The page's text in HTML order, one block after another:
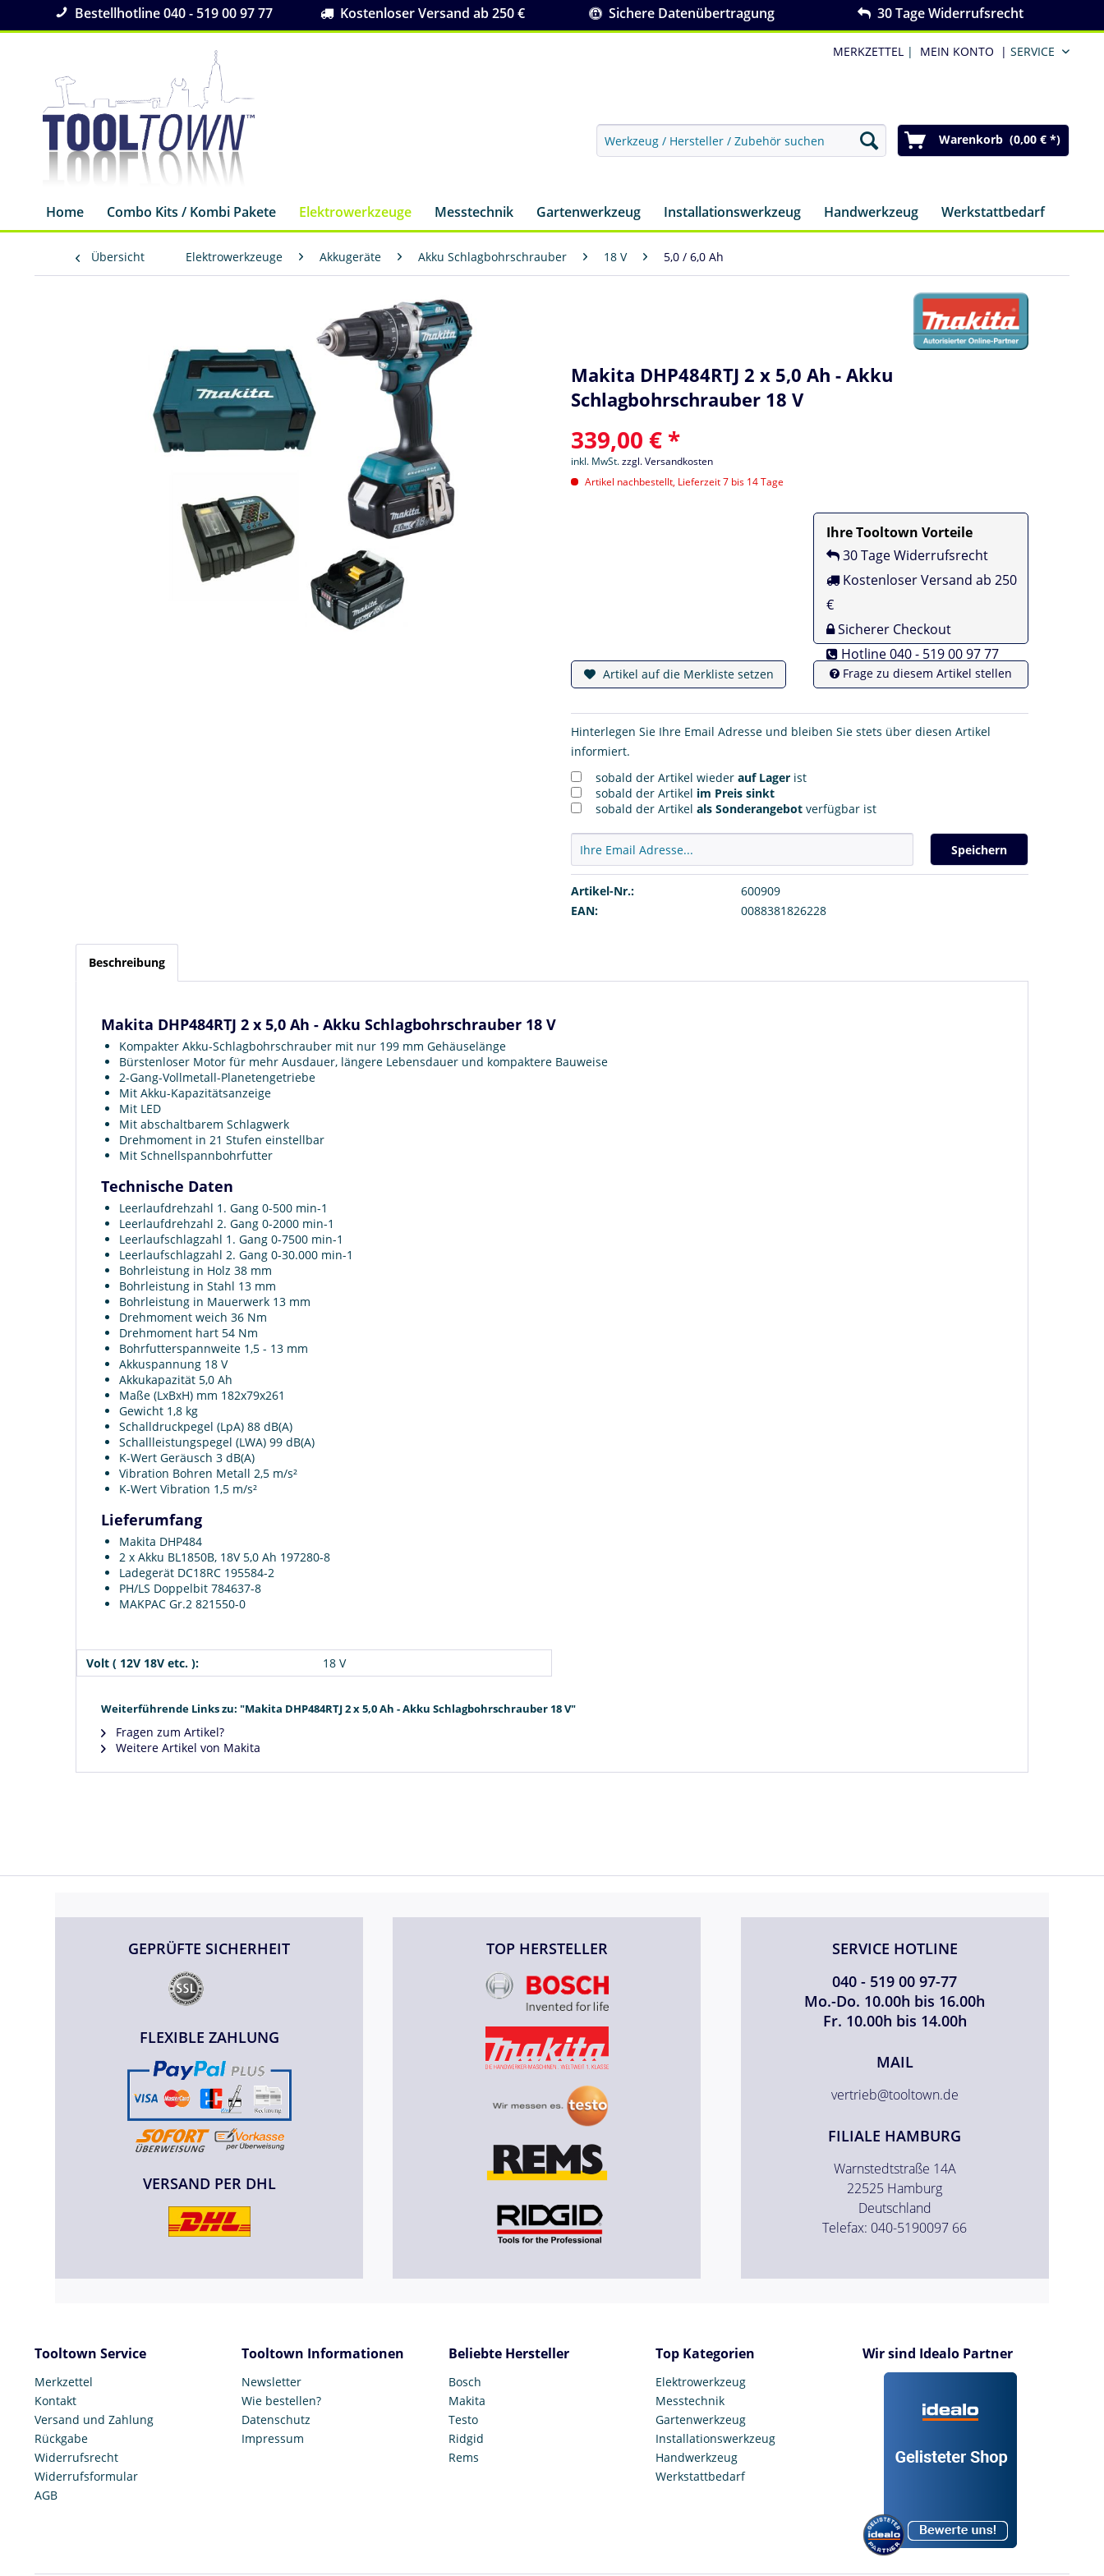
Bestellhotline 040 - 519 00 97 77 Kostenloser Versand ab 250 € Sichere Datenübertragung 30 Tage Widerrufsrecht
MERKZETTEL | MEIN KONTO | SERVICE
Warenkorb (0,00 € *)
Home Combo Kits / Kombi Pakete Elektrowerkzeuge Messtechnik Gartenwerkzeug Installationswerkzeug Handwerkzeug Werkstattbedarf
Übersicht Elektrowerkzeuge Akkugeräte Akku Schlagbohrschrauber 18 V 5,0 / 6,0 Ah
Makita DHP484RTJ 2 x 5,0 Ah - Akku
Schlagbohrschrauber 18 V
339,00 € *
inkl. MwSt.zzgl. Versandkosten
Artikel nachbestellt, Lieferzeit 7 bis 14 Tage
Ihre Tooltown Vorteile
30 Tage Widerrufsrecht
Kostenloser Versand ab 250
€
Sicherer Checkout
Hotline 040 - 519 00 97 77
Artikel auf die Merkliste setzen Frage zu diesem Artikel stellen
Hinterlegen Sie Ihre Email Adresse und bleiben Sie stets über diesen Artikel
informiert.
sobald der Artikel wiederauf Lager ist
sobald der Artikel im Preis sinkt
sobald der Artikelals Sonderangebot verfügbar ist
Speichern
Artikel-Nr.:
600909
EAN:
0088381826228
Beschreibung
Makita DHP484RTJ 2 x 5,0 Ah - Akku Schlagbohrschrauber 18 V
Kompakter Akku-Schlagbohrschrauber mit nur 199 mm Gehäuselänge
Bürstenloser Motor für mehr Ausdauer, längere Lebensdauer und kompaktere Bauweise
2-Gang-Vollmetall-Planetengetriebe
Mit Akku-Kapazitätsanzeige
Mit LED
Mit abschaltbarem Schlagwerk
Drehmoment in 21 Stufen einstellbar
Mit Schnellspannbohrfutter
Technische Daten
Leerlaufdrehzahl 1. Gang 0-500 min-1
Leerlaufdrehzahl 2. Gang 0-2000 min-1
Leerlaufschlagzahl 1. Gang 0-7500 min-1
Leerlaufschlagzahl 2. Gang 0-30.000 min-1
Bohrleistung in Holz 38 mm
Bohrleistung in Stahl 13 mm
Bohrleistung in Mauerwerk 13 mm
Drehmoment weich 36 Nm
Drehmoment hart 54 Nm
Bohrfutterspannweite 1,5 - 13 mm
Akkuspannung 18 V
Akkukapazität 5,0 Ah
Maße (LxBxH) mm 182x79x261
Gewicht 1,8 kg
Schalldruckpegel (LpA) 88 dB(A)
Schallleistungspegel (LWA) 99 dB(A)
K-Wert Geräusch 3 dB(A)
Vibration Bohren Metall 2,5 m/s²
K-Wert Vibration 1,5 m/s²
Lieferumfang
Makita DHP484
2 x Akku BL1850B, 18V 5,0 Ah 197280-8
Ladegerät DC18RC 195584-2
PH/LS Doppelbit 784637-8
MAKPAC Gr.2 821550-0
Volt ( 12V 18V etc. ): 18 V
Weiterführende Links zu: "Makita DHP484RTJ 2 x 5,0 Ah - Akku Schlagbohrschrauber 18 V"
Fragen zum Artikel?
Weitere Artikel von Makita
GEPRÜFTE SICHERHEIT
FLEXIBLE ZAHLUNG
VERSAND PER DHL
TOP HERSTELLER
SERVICE HOTLINE
040 - 519 00 97-77
Mo.-Do. 10.00h bis 16.00h
Fr. 10.00h bis 14.00h
MAIL
vertrieb@tooltown.de
FILIALE HAMBURG
Warnstedtstraße 14A
22525 Hamburg
Deutschland
Telefax: 040-5190097 66
Tooltown Service
Merkzettel
Kontakt
Versand und Zahlung
Rückgabe
Widerrufsrecht
Widerrufsformular
AGB
Tooltown Informationen
Newsletter
Wie bestellen?
Datenschutz
Impressum
Beliebte Hersteller
Bosch
Makita
Testo
Ridgid
Rems
Top Kategorien
Elektrowerkzeug
Messtechnik
Gartenwerkzeug
Installationswerkzeug
Handwerkzeug
Werkstattbedarf
Wir sind Idealo Partner